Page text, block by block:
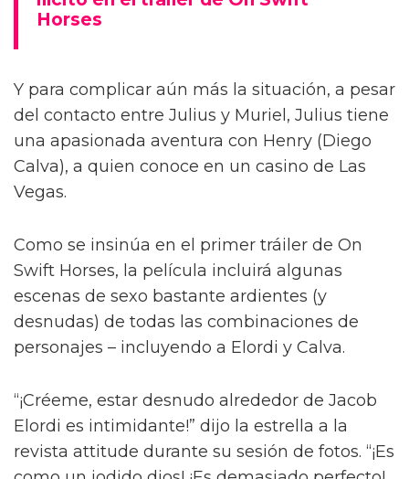
Muriel anhelando al hermano menor de Lee,
Diego Calva y Jacob Elordi tendrán
"escenas calientes" en su nuevo
proyecto
Jacob Elordi inicia un romance queer
ilícito en el tráiler de On Swift
Y para complicar aún más la situación, a pesar
del contacto entre Julius y Muriel, Julius tiene
una apasionada aventura con Henry (Diego
Calva), a quien conoce en un casino de Las
Como se insinúa en el primer tráiler de On
Swift Horses, la película incluirá algunas